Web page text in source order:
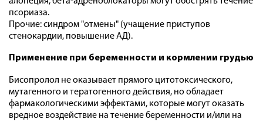
псориаза.
Прочие: синдром "отмены" (учащение приступов
стенокардии, повышение АД).
Применение при беременности и кормлении грудью
Бисопролол не оказывает прямого цитотоксического,
мутагенного и тератогенного действия, но обладает
фармакологическими эффектами, которые могут оказать
вредное воздействие на течение беременности и/или на